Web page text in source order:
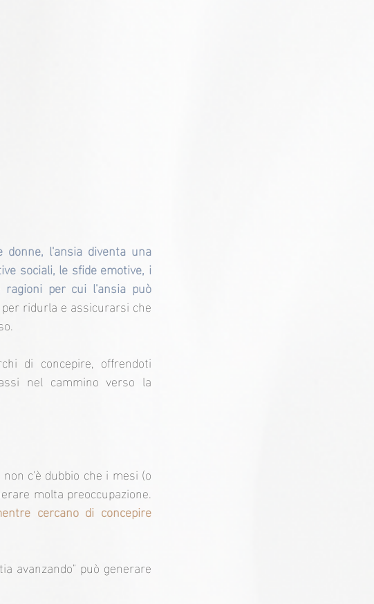
l'ansia diventa una
sociali, le sfide emotive, i
per cui l'ansia può
ridurla e assicurarsi che
di concepire, offrendoti
nel cammino verso la
c'è dubbio che i mesi (o
cercano di concepire
avanzando" può generare